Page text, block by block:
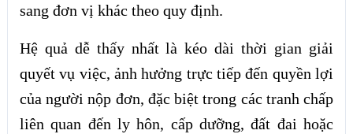
sang đơn vị khác theo quy định.
Hệ quả dễ thấy nhất là kéo dài thời gian giải
quyết vụ việc, ảnh hưởng trực tiếp đến quyền lợi
của người nộp đơn, đặc biệt trong các tranh chấp
liên quan đến ly hôn, cấp dưỡng, đất đai hoặc